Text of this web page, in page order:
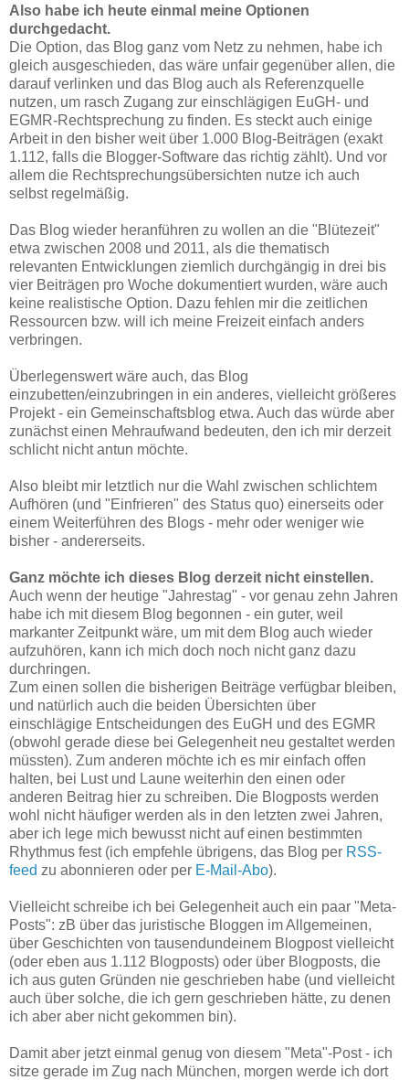
Also habe ich heute einmal meine Optionen
durchgedacht.
Die Option, das Blog ganz vom Netz zu nehmen, habe ich
gleich ausgeschieden, das wäre unfair gegenüber allen, die
darauf verlinken und das Blog auch als Referenzquelle
nutzen, um rasch Zugang zur einschlägigen EuGH- und
EGMR-Rechtsprechung zu finden. Es steckt auch einige
Arbeit in den bisher weit über 1.000 Blog-Beiträgen (exakt
1.112, falls die Blogger-Software das richtig zählt). Und vor
allem die Rechtsprechungsübersichten nutze ich auch
selbst regelmäßig.
Das Blog wieder heranführen zu wollen an die "Blütezeit"
etwa zwischen 2008 und 2011, als die thematisch
relevanten Entwicklungen ziemlich durchgängig in drei bis
vier Beiträgen pro Woche dokumentiert wurden, wäre auch
keine realistische Option. Dazu fehlen mir die zeitlichen
Ressourcen bzw. will ich meine Freizeit einfach anders
verbringen.
Überlegenswert wäre auch, das Blog
einzubetten/einzubringen in ein anderes, vielleicht größeres
Projekt - ein Gemeinschaftsblog etwa. Auch das würde aber
zunächst einen Mehraufwand bedeuten, den ich mir derzeit
schlicht nicht antun möchte.
Also bleibt mir letztlich nur die Wahl zwischen schlichtem
Aufhören (und "Einfrieren" des Status quo) einerseits oder
einem Weiterführen des Blogs - mehr oder weniger wie
bisher - andererseits.
Ganz möchte ich dieses Blog derzeit nicht einstellen.
Auch wenn der heutige "Jahrestag" - vor genau zehn Jahren
habe ich mit diesem Blog begonnen - ein guter, weil
markanter Zeitpunkt wäre, um mit dem Blog auch wieder
aufzuhören, kann ich mich doch noch nicht ganz dazu
durchringen.
Zum einen sollen die bisherigen Beiträge verfügbar bleiben,
und natürlich auch die beiden Übersichten über
einschlägige Entscheidungen des EuGH und des EGMR
(obwohl gerade diese bei Gelegenheit neu gestaltet werden
müssten). Zum anderen möchte ich es mir einfach offen
halten, bei Lust und Laune weiterhin den einen oder
anderen Beitrag hier zu schreiben. Die Blogposts werden
wohl nicht häufiger werden als in den letzten zwei Jahren,
aber ich lege mich bewusst nicht auf einen bestimmten
Rhythmus fest (ich empfehle übrigens, das Blog per RSS-
feed zu abonnieren oder per E-Mail-Abo).
Vielleicht schreibe ich bei Gelegenheit auch ein paar "Meta-
Posts": zB über das juristische Bloggen im Allgemeinen,
über Geschichten von tausendundeinem Blogpost vielleicht
(oder eben aus 1.112 Blogposts) oder über Blogposts, die
ich aus guten Gründen nie geschrieben habe (und vielleicht
auch über solche, die ich gern geschrieben hätte, zu denen
ich aber aber nicht gekommen bin).
Damit aber jetzt einmal genug von diesem "Meta"-Post - ich
sitze gerade im Zug nach München, morgen werde ich dort